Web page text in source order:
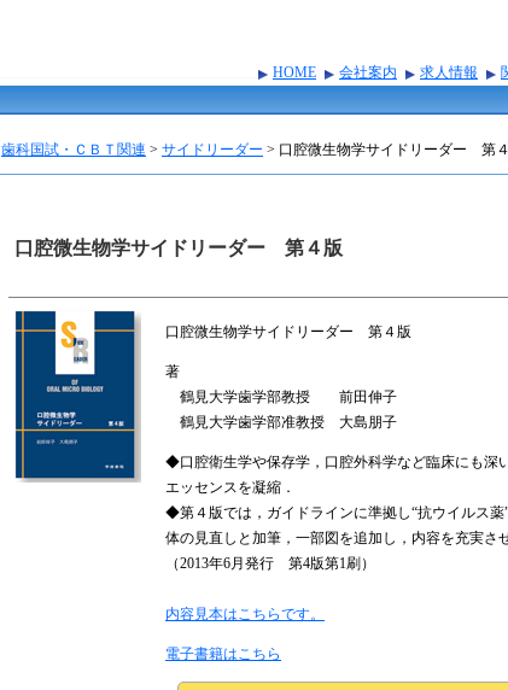
HOME 会社案内 求人情報
歯科国試・ＣＢＴ関連 > サイドリーダー > 口腔微生物学サイドリーダー 第
口腔微生物学サイドリーダー 第４版
口腔微生物学サイドリーダー 第４版
著
鶴見大学歯学部教授 前田伸子
鶴見大学歯学部准教授 大島朋子
◆口腔衛生学や保存学，口腔外科学など臨床にも深
エッセンスを凝縮．
◆第４版では，ガイドラインに準拠し“抗ウイルス
体の見直しと加筆，一部図を追加し，内容を充実さ
（2013年6月発行 第4版第1刷）
内容見本はこちらです。
電子書籍はこちら